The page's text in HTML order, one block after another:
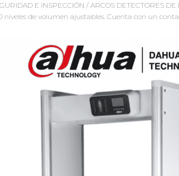
E INSPECCIÓN / ARCOS DETECTORES DE
niveles de volumen ajustables. Cuenta con un